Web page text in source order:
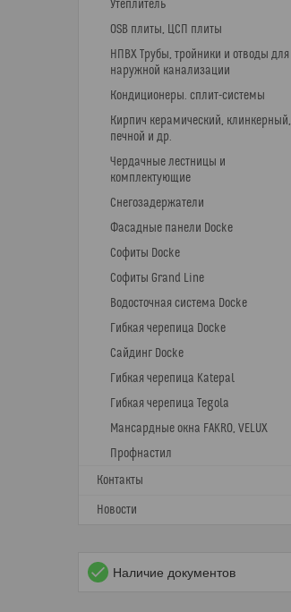
Утеплитель
OSB плиты, ЦСП плиты
НПВХ Трубы, тройники и отводы для
наружной канализации
Кондиционеры. сплит-системы
Кирпич керамический, клинкерный,
печной и др.
Чердачные лестницы и
комплектующие
Снегозадержатели
Фасадные панели Docke
Софиты Docke
Софиты Grand Line
Водосточная система Docke
Гибкая черепица Docke
Сайдинг Docke
Гибкая черепица Katepal
Гибкая черепица Tegola
Мансардные окна FAKRO, VELUX
Профнастил
Контакты
Новости
Наличие документов